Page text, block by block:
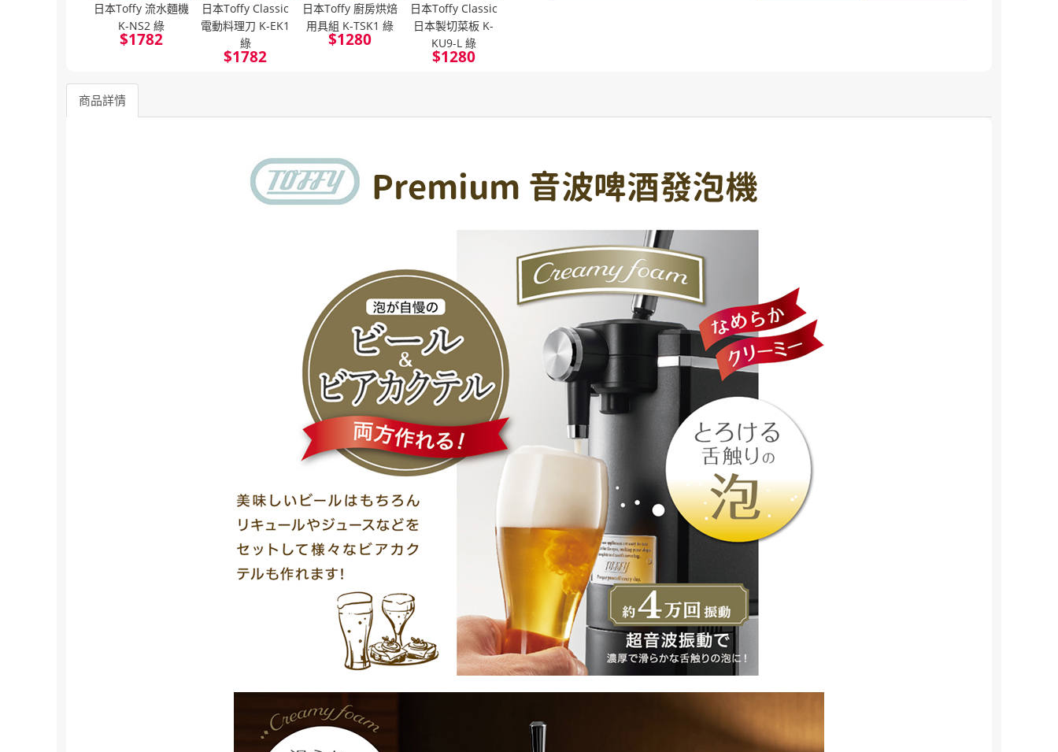
日本Toffy 流水麵機
K-NS2 綠
$1782
日本Toffy Classic
電動料理刀 K-EK1
綠
$1782
日本Toffy 廚房烘焙
用具組 K-TSK1 綠
$1280
日本Toffy Classic
日本製切菜板 K-
KU9-L 綠
$1280
商品詳情